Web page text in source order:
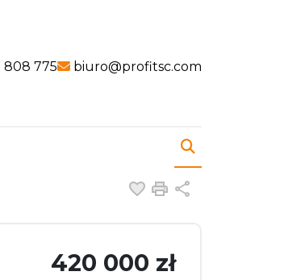
808 775 biuro@profitsc.com
Dodaj do
Drukuj
420 000 zł